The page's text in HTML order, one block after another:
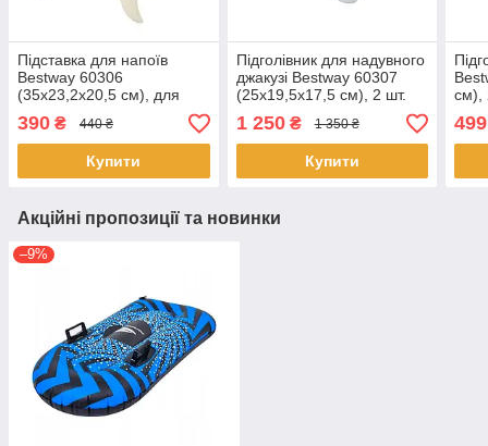
Підставка для напоїв
Bestway 60306
(35x23,2x20,5 см), для
надувного джакузі
390 ₴ 440 ₴
Купити
Підголівник для надувного
джакузі Bestway 60307
(25x19,5x17,5 см), 2 шт.
1 250₴ 1 350 ₴
Купити
см),
499
Акційні пропозиції та новинки
–9%